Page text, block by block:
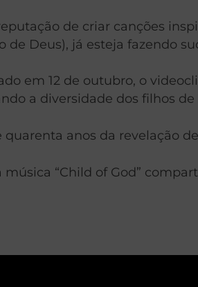
de criar canções
de Deus), já esteja fazendo
em 12 de outubro, o
a diversidade dos filhos de
anos da revelação
“Child of God”